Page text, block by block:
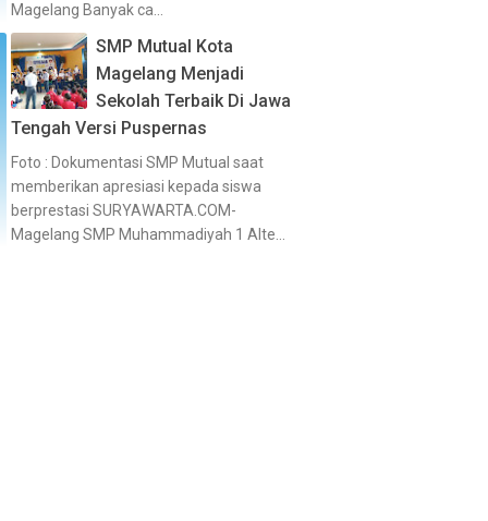
Magelang Banyak ca...
SMP Mutual Kota
Magelang Menjadi
Sekolah Terbaik Di Jawa
Tengah Versi Puspernas
Foto : Dokumentasi SMP Mutual saat
memberikan apresiasi kepada siswa
berprestasi SURYAWARTA.COM-
Magelang SMP Muhammadiyah 1 Alte...